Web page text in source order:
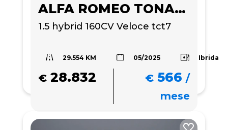
ALFA ROMEO TONALE
1.5 hybrid 160CV Veloce tct7
29.554 KM 05/2025 Ibrida
€ 28.832 € 566 /
mese